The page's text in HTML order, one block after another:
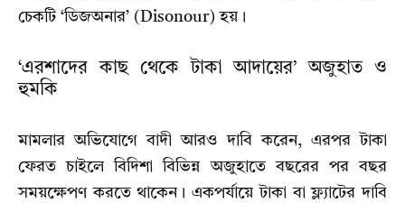
চেকটি ‘ডিজঅনার’ (Disonour) হয়।
‘এরশাদের কাছ থেকে টাকা আদায়ের’ অজুহাত ও
হুমকি
মামলার অভিযোগে বাদী আরও দাবি করেন, এরপর টাকা
ফেরত চাইলে বিদিশা বিভিন্ন অজুহাতে বছরের পর বছর
সময়ক্ষেপণ করতে থাকেন। একপর্যায়ে টাকা বা ফ্ল্যাটের দাবি